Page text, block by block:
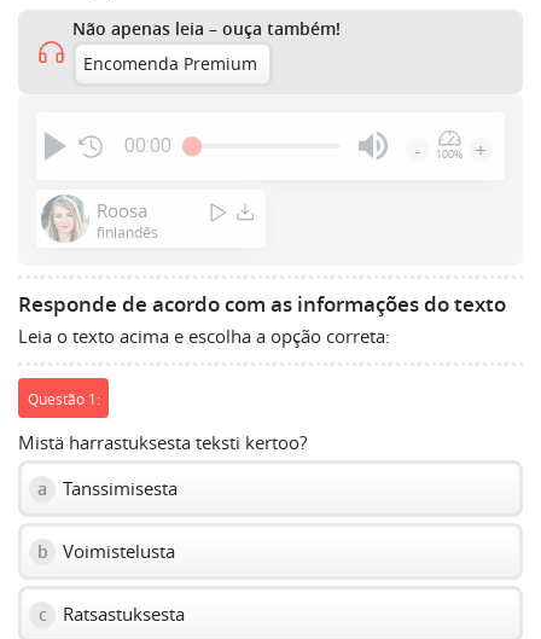
Não apenas leia – ouça também!
Encomenda Premium
00:00
show
volume
- 100% +
Roosa
finlandês
Responde de acordo com as informações do texto
Leia o texto acima e escolha a opção correta:
Questão 1:
Mistä harrastuksesta teksti kertoo?
a Tanssimisesta
b Voimistelusta
c Ratsastuksesta